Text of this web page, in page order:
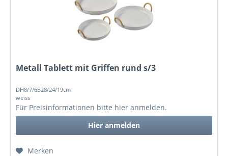
Metall Tablett mit Griffen rund s/3
DH8/7/6B28/24/19cm
weiss
Für Preisinformationen bitte hier anmelden.
Hier anmelden
Merken